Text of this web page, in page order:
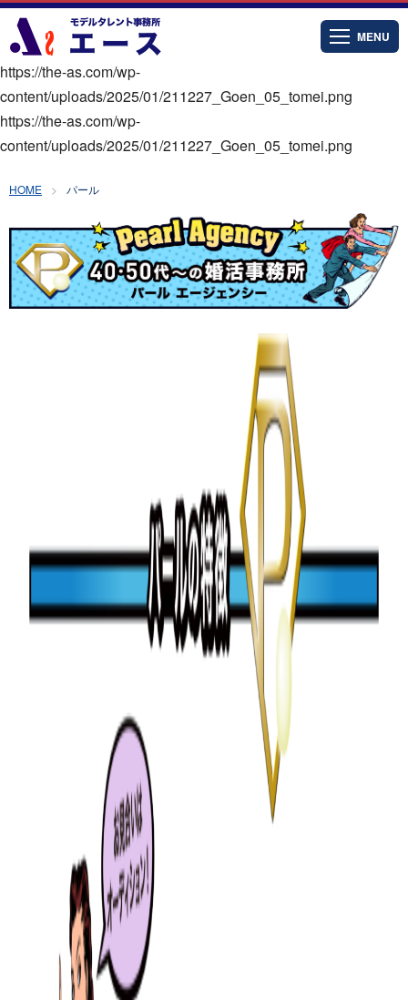
https://the-as.com/wp-
content/uploads/2025/01/211227_Goen_05_tomei.png
https://the-as.com/wp-
content/uploads/2025/01/211227_Goen_05_tomei.png
MENU
HOME パール